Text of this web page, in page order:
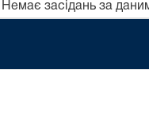
Немає засідань за